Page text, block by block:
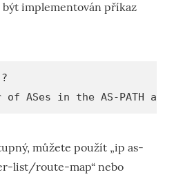
být implementován příkaz
of ASes in the AS-PATH
můžete použít „ip as-
list/route-map“ nebo